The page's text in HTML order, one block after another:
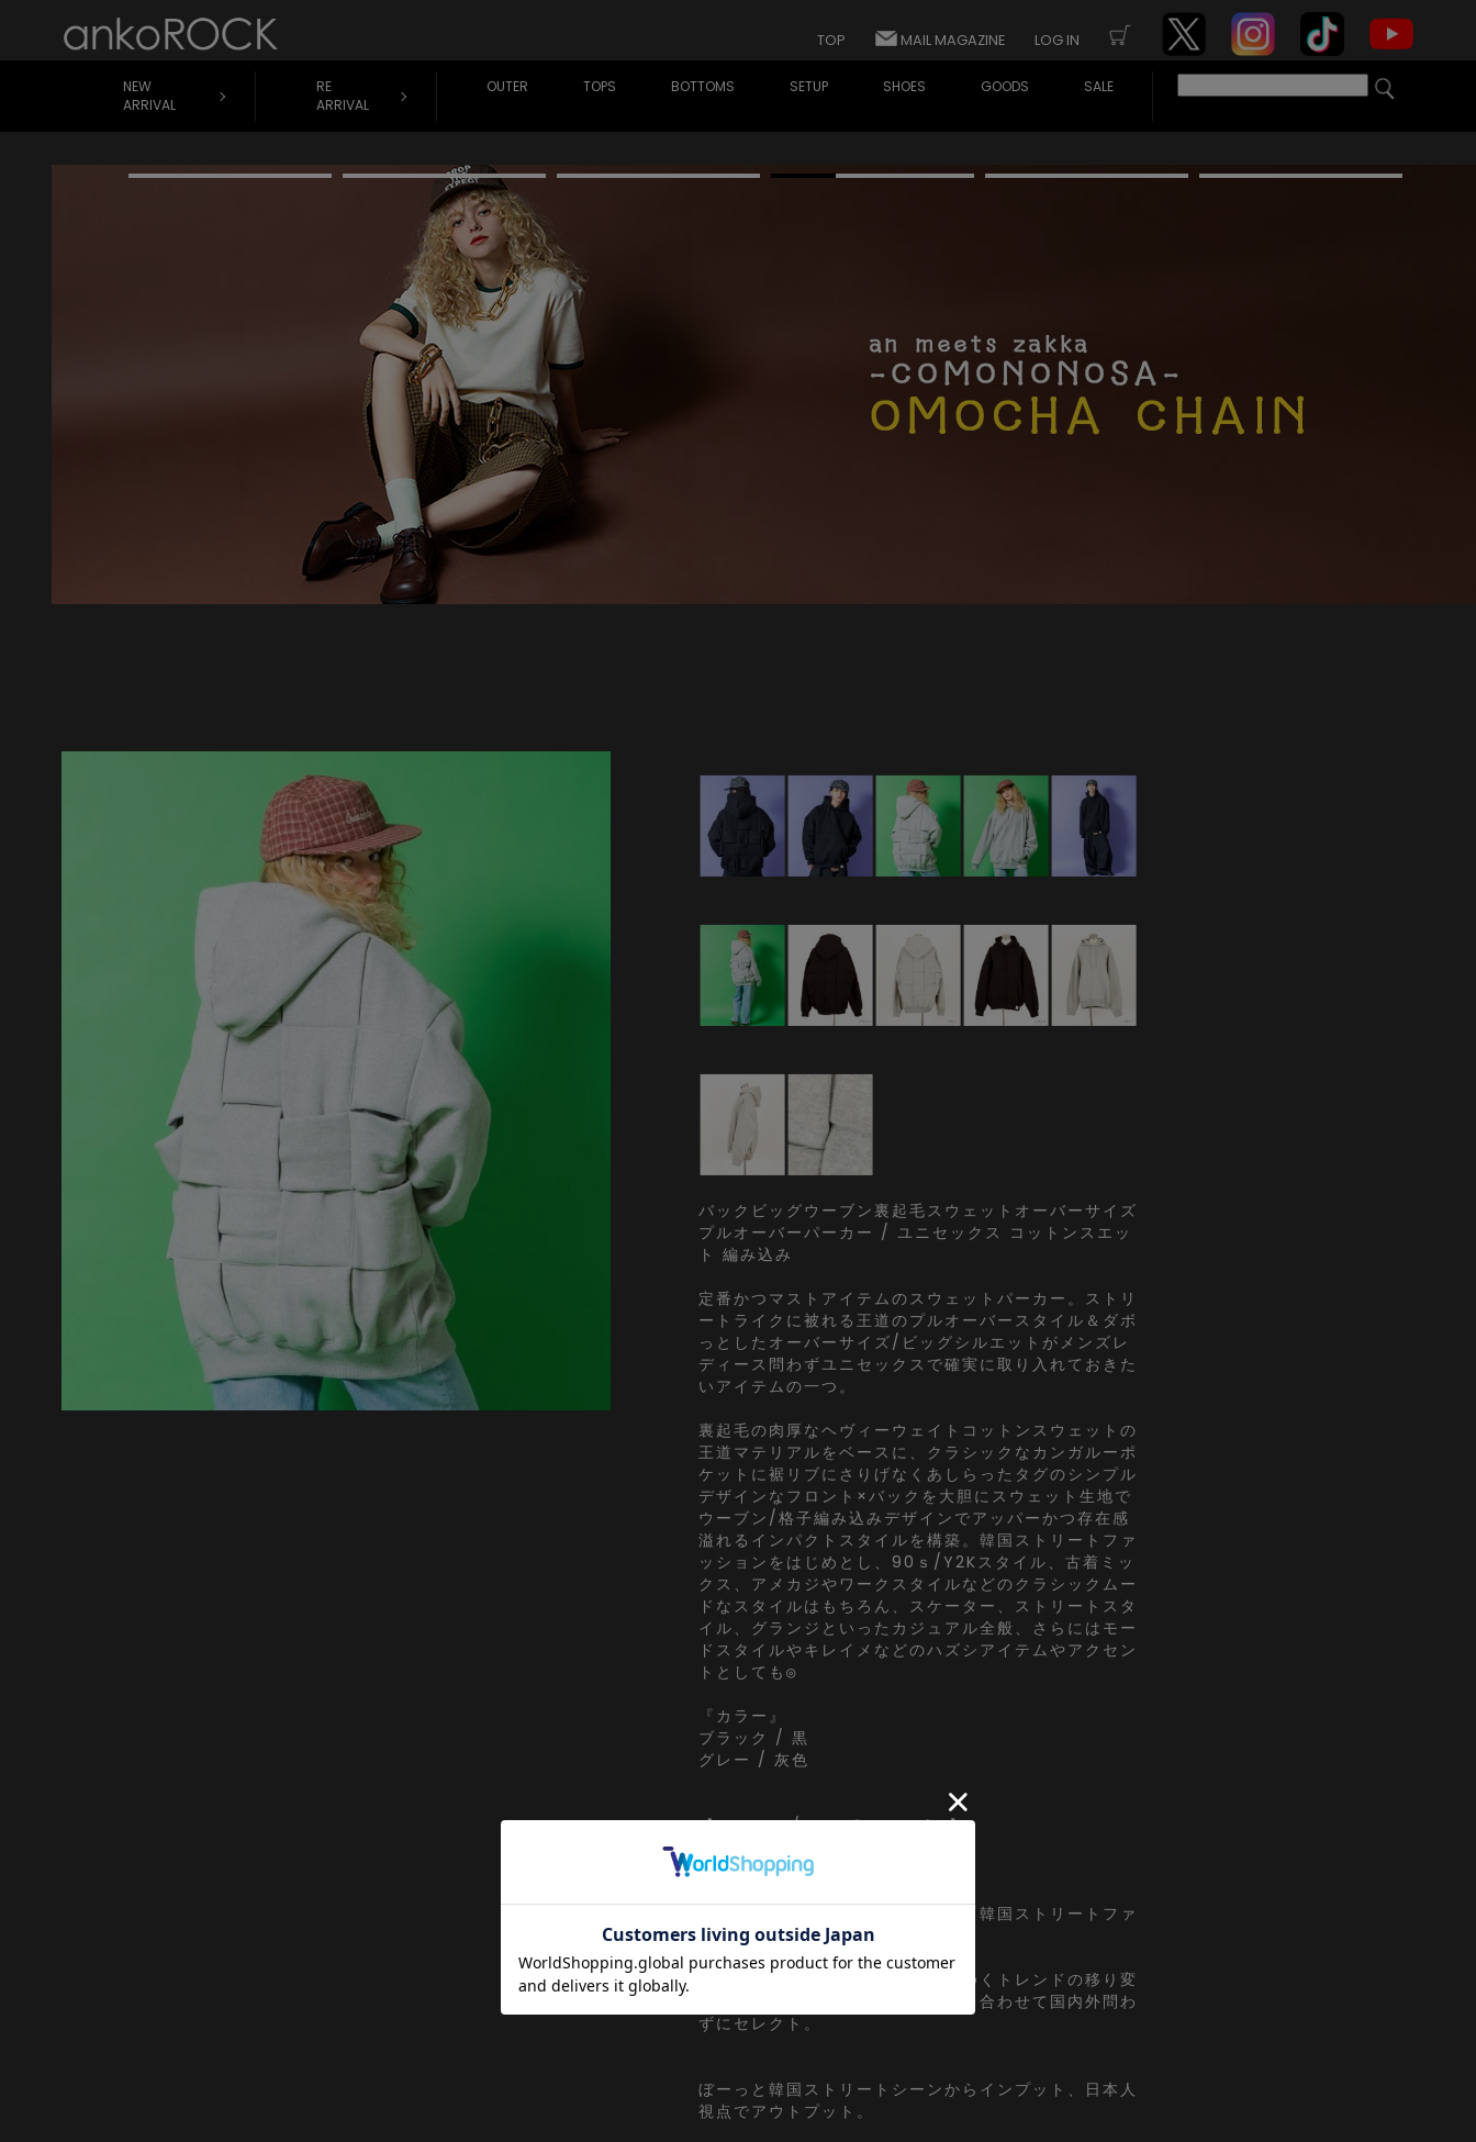
TOP MAIL MAGAZINE LOG IN
NEW
ARRIVAL
RE
ARRIVAL
OUTER TOPS BOTTOMS SETUP SHOES GOODS SALE
バックビッグウーブン裏起毛スウェットオーバーサイズ
プルオーバーパーカー / ユニセックス コットンスエッ
ト 編み込み
定番かつマストアイテムのスウェットパーカー。ストリ
ートライクに被れる王道のプルオーバースタイル＆ダボ
っとしたオーバーサイズ/ビッグシルエットがメンズレ
ディース問わずユニセックスで確実に取り入れておきた
いアイテムの一つ。
裏起毛の肉厚なヘヴィーウェイトコットンスウェットの
王道マテリアルをベースに、クラシックなカンガルーポ
ケットに裾リブにさりげなくあしらったタグのシンプル
デザインなフロント×バックを大胆にスウェット生地で
ウーブン/格子編み込みデザインでアッパーかつ存在感
溢れるインパクトスタイルを構築。韓国ストリートファ
ッションをはじめとし、90ｓ/Y2Kスタイル、古着ミッ
クス、アメカジやワークスタイルなどのクラシックムー
ドなスタイルはもちろん、スケーター、ストリートスタ
イル、グランジといったカジュアル全般、さらにはモー
ドスタイルやキレイメなどのハズシアイテムやアクセン
トとしても◎
『カラー』
ブラック / 黒
グレー / 灰色
【a.p.o.v. / エーピーオービー】
a point of view...
[日本人の視点]からセレクトする『韓国ストリートファ
ッション』がコンセプト。
韓国ストリートで日々更新されてゆくトレンドの移り変
わりを眺めながらぼんやりと視点を合わせて国内外問わ
ずにセレクト。
ぼーっと韓国ストリートシーンからインプット、日本人
視点でアウトプット。